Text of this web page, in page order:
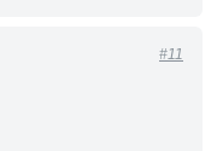
#11